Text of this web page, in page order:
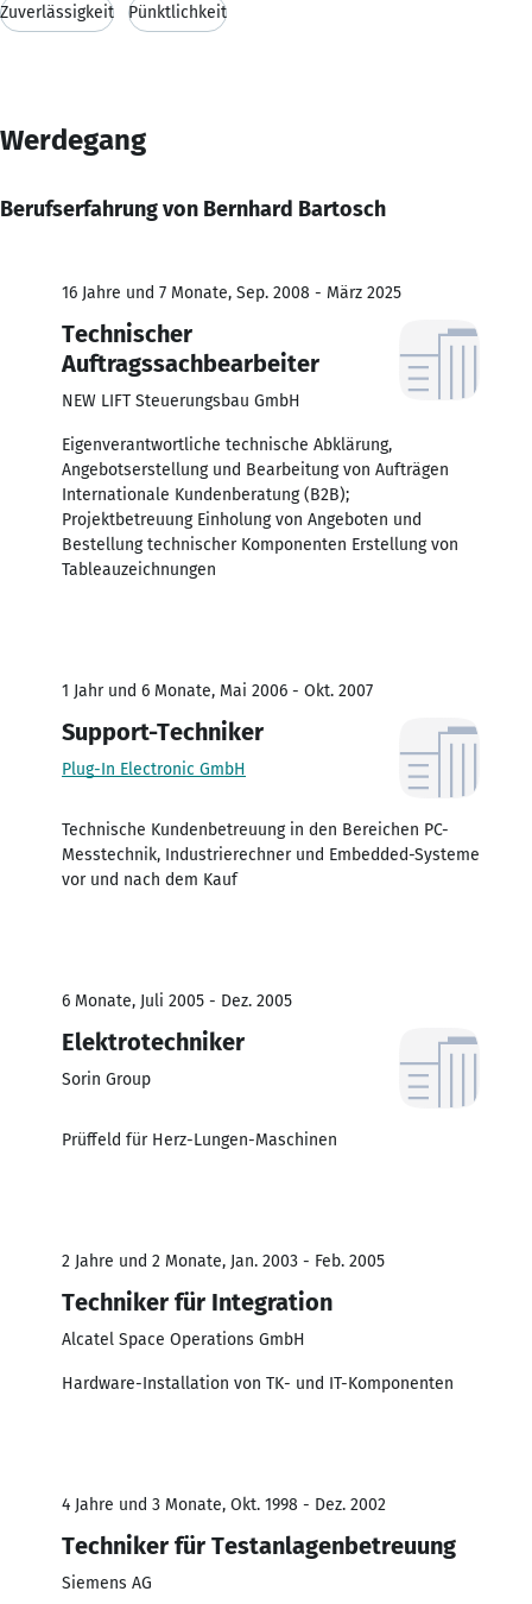
Zuverlässigkeit Pünktlichkeit
Werdegang
Berufserfahrung von Bernhard Bartosch
16 Jahre und 7 Monate, Sep. 2008 - März 2025
Technischer
Auftragssachbearbeiter
NEW LIFT Steuerungsbau GmbH
Eigenverantwortliche technische Abklärung,
Angebotserstellung und Bearbeitung von Aufträgen
Internationale Kundenberatung (B2B);
Projektbetreuung Einholung von Angeboten und
Bestellung technischer Komponenten Erstellung von
Tableauzeichnungen
1 Jahr und 6 Monate, Mai 2006 - Okt. 2007
Support-Techniker
Plug-In Electronic GmbH
Technische Kundenbetreuung in den Bereichen PC-
Messtechnik, Industrierechner und Embedded-Systeme
vor und nach dem Kauf
6 Monate, Juli 2005 - Dez. 2005
Elektrotechniker
Sorin Group
Prüffeld für Herz-Lungen-Maschinen
2 Jahre und 2 Monate, Jan. 2003 - Feb. 2005
Techniker für Integration
Alcatel Space Operations GmbH
Hardware-Installation von TK- und IT-Komponenten
4 Jahre und 3 Monate, Okt. 1998 - Dez. 2002
Techniker für Testanlagenbetreuung
Siemens AG